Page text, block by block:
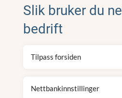
Slik bruker du
bedrift
Tilpass forsiden
Nettbankinnstillinger